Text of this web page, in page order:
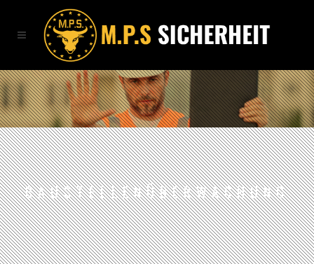
BAUSTELLENÜBERWACHUNG